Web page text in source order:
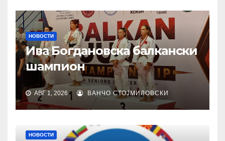
НОВОСТИ
Ива Богдановска балкански
шампион
АВГ 1, 2026 ВАНЧО СТОЈМИЛОВСКИ
НОВОСТИ